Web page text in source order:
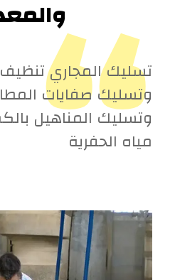
“
تسليك المجاري تنظيف
وتسليك صفايات
وتسليك المناهيل
مياه الحفرية